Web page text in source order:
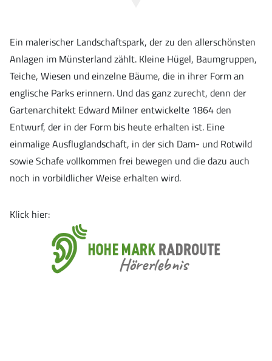
Ein malerischer Landschaftspark, der zu den allerschönsten
Anlagen im Münsterland zählt. Kleine Hügel, Baumgruppen,
Teiche, Wiesen und einzelne Bäume, die in ihrer Form an
englische Parks erinnern. Und das ganz zurecht, denn der
Gartenarchitekt Edward Milner entwickelte 1864 den
Entwurf, der in der Form bis heute erhalten ist. Eine
einmalige Ausfluglandschaft, in der sich Dam- und Rotwild
sowie Schafe vollkommen frei bewegen und die dazu auch
noch in vorbildlicher Weise erhalten wird.
Klick hier: